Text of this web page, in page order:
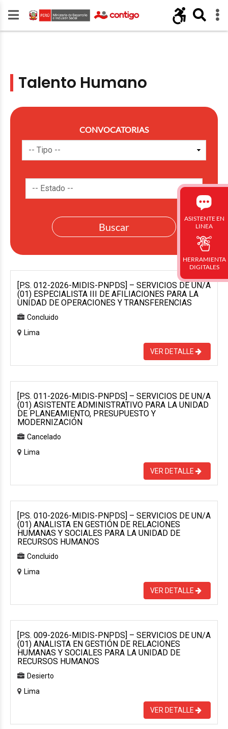
Talento Humano
CONVOCATORIAS
[P.S. 012-2026-MIDIS-PNPDS] – SERVICIOS DE UN/A
(01) ESPECIALISTA III DE AFILIACIONES PARA LA
UNIDAD DE OPERACIONES Y TRANSFERENCIAS
Concluido
Lima
VER DETALLE
[P.S. 011-2026-MIDIS-PNPDS] – SERVICIOS DE UN/A
(01) ASISTENTE ADMINISTRATIVO PARA LA UNIDAD
DE PLANEAMIENTO, PRESUPUESTO Y
MODERNIZACIÓN
Cancelado
Lima
VER DETALLE
[P.S. 010-2026-MIDIS-PNPDS] – SERVICIOS DE UN/A
(01) ANALISTA EN GESTIÓN DE RELACIONES
HUMANAS Y SOCIALES PARA LA UNIDAD DE
RECURSOS HUMANOS
Concluido
Lima
VER DETALLE
[P.S. 009-2026-MIDIS-PNPDS] – SERVICIOS DE UN/A
(01) ANALISTA EN GESTIÓN DE RELACIONES
HUMANAS Y SOCIALES PARA LA UNIDAD DE
RECURSOS HUMANOS
Desierto
Lima
VER DETALLE
ASISTENTE EN
LINEA
HERRAMIENTA
DIGITALES